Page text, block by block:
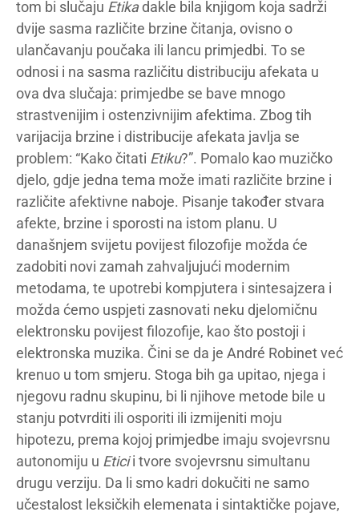
tom bi slučaju Etikadakle bila knjigom koja sadrži
dvije sasma različite brzine čitanja, ovisno o
ulančavanju poučaka ili lancu primjedbi. To se
odnosi i na sasma različitu distribuciju afekata u
ova dva slučaja: primjedbe se bave mnogo
strastvenijim i ostenzivnijim afektima. Zbog tih
varijacija brzine i distribucije afekata javlja se
problem: “Kako čitati Etiku?”. Pomalo kao muzičko
djelo, gdje jedna tema može imati različite brzine i
različite afektivne naboje. Pisanje također stvara
afekte, brzine i sporosti na istom planu. U
današnjem svijetu povijest filozofije možda će
zadobiti novi zamah zahvaljujući modernim
metodama, te upotrebi kompjutera i sintesajzera i
možda ćemo uspjeti zasnovati neku djelomičnu
elektronsku povijest filozofije, kao što postoji i
elektronska muzika. Čini se da je André Robinet već
krenuo u tom smjeru. Stoga bih ga upitao, njega i
njegovu radnu skupinu, bi li njihove metode bile u
stanju potvrditi ili osporiti ili izmijeniti moju
hipotezu, prema kojoj primjedbe imaju svojevrsnu
autonomiju u Eticii tvore svojevrsnu simultanu
drugu verziju. Da li smo kadri dokučiti ne samo
učestalost leksičkih elemenata i sintaktičke pojave,